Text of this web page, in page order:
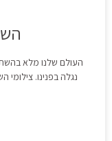
העולם שלנו מלא
נגלה בפנינו. צילומי